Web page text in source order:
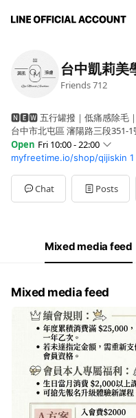
台中凱莉美
Friends712
🅽🅴🆆 五行罐撥｜低痛感除毛
台中市北屯區 瀋陽路三段351-1
Open Fri 10:00 - 22:00
Sun10:00 - 18:00
Mon10:00 - 22:00
Tue10:00 - 22:00
Wed10:00 - 22:00
10:00 - 18:00
myfreetime.io/shop/qijiskin
Chat Posts
Mixed media feed
Mixed media feed